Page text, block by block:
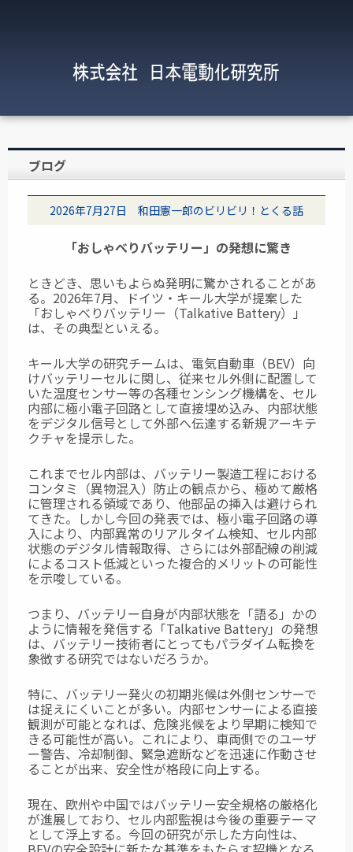
ブログ
2026年7月27日 和田憲一郎のビリビリ！とくる話
「おしゃべりバッテリー」の発想に驚き
ときどき、思いもよらぬ発明に驚かされることがあ
る。2026年7月、ドイツ・キール大学が提案した
「おしゃべりバッテリー（Talkative Battery）」
は、その典型といえる。
キール大学の研究チームは、電気自動車（BEV）向
けバッテリーセルに関し、従来セル外側に配置して
いた温度センサー等の各種センシング機構を、セル
内部に極小電子回路として直接埋め込み、内部状態
をデジタル信号として外部へ伝達する新規アーキテ
クチャを提示した。
これまでセル内部は、バッテリー製造工程における
コンタミ（異物混入）防止の観点から、極めて厳格
に管理される領域であり、他部品の挿入は避けられ
てきた。しかし今回の発表では、極小電子回路の導
入により、内部異常のリアルタイム検知、セル内部
状態のデジタル情報取得、さらには外部配線の削減
によるコスト低減といった複合的メリットの可能性
を示唆している。
つまり、バッテリー自身が内部状態を「語る」かの
ように情報を発信する「Talkative Battery」の発想
は、バッテリー技術者にとってもパラダイム転換を
象徴する研究ではないだろうか。
特に、バッテリー発火の初期兆候は外側センサーで
は捉えにくいことが多い。内部センサーによる直接
観測が可能となれば、危険兆候をより早期に検知で
きる可能性が高い。これにより、車両側でのユーザ
ー警告、冷却制御、緊急遮断などを迅速に作動させ
ることが出来、安全性が格段に向上する。
現在、欧州や中国ではバッテリー安全規格の厳格化
が進展しており、セル内部監視は今後の重要テーマ
として浮上する。今回の研究が示した方向性は、